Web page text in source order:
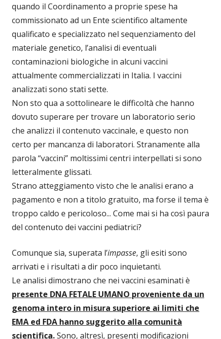
quando il Coordinamento a proprie spese ha
commissionato ad un Ente scientifico altamente
qualificato e specializzato nel sequenziamento del
materiale genetico, l’analisi di eventuali
contaminazioni biologiche in alcuni vaccini
attualmente commercializzati in Italia. I vaccini
analizzati sono stati sette.
Non sto qua a sottolineare le difficoltà che hanno
dovuto superare per trovare un laboratorio serio
che analizzi il contenuto vaccinale, e questo non
certo per mancanza di laboratori. Stranamente alla
parola “vaccini” moltissimi centri interpellati si sono
letteralmente glissati.
Strano atteggiamento visto che le analisi erano a
pagamento e non a titolo gratuito, ma forse il tema è
troppo caldo e pericoloso... Come mai si ha così paura
del contenuto dei vaccini pediatrici?
Comunque sia, superata l’impasse, gli esiti sono
arrivati e i risultati a dir poco inquietanti.
Le analisi dimostrano che nei vaccini esaminati è
presente DNA FETALE UMANO proveniente da un
genoma intero in misura superiore ai limiti che
EMA ed FDA hanno suggerito alla comunità
scientifica.Sono, altresì, presenti modificazioni